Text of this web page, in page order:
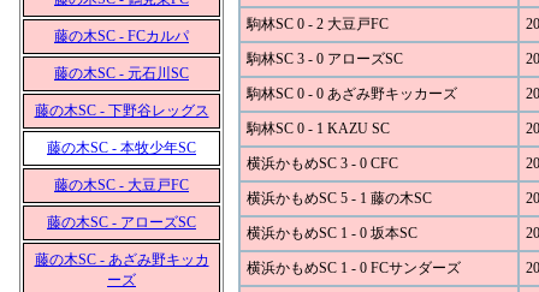
藤の木SC - FCカルパ
藤の木SC - 元石川SC
藤の木SC - 下野谷レッグス
藤の木SC - 本牧少年SC
藤の木SC - 大豆戸FC
藤の木SC - アローズSC
藤の木SC - あざみ野キッカ
ーズ
駒林SC 0 - 2 大豆戸FC
駒林SC 3 - 0 アローズSC
駒林SC 0 - 0 あざみ野キッカーズ
駒林SC 0 - 1 KAZU SC
横浜かもめSC 3 - 0 CFC
横浜かもめSC 5 - 1 藤の木SC
横浜かもめSC 1 - 0 坂本SC
横浜かもめSC 1 - 0 FCサンダーズ